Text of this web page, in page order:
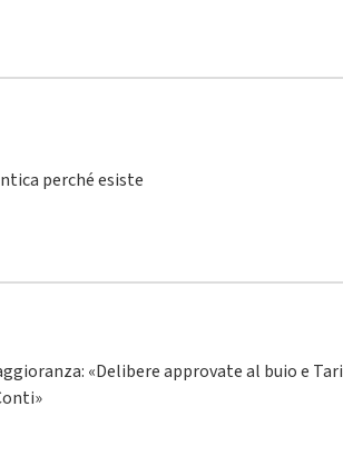
perché esiste
«Delibere approvate al buio e Tari